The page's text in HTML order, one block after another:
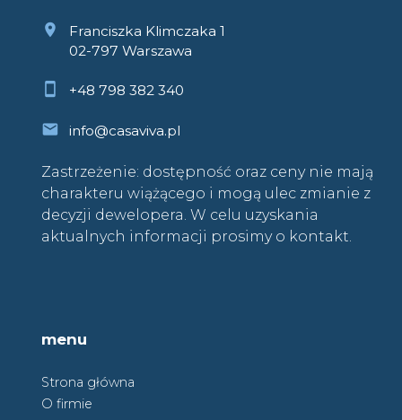
Franciszka Klimczaka 1
02-797 Warszawa
+48 798 382 340
info@casaviva.pl
Zastrzeżenie: dostępność oraz ceny nie mają
charakteru wiążącego i mogą ulec zmianie z
decyzji dewelopera. W celu uzyskania
aktualnych informacji prosimy o kontakt.
menu
Strona główna
O firmie